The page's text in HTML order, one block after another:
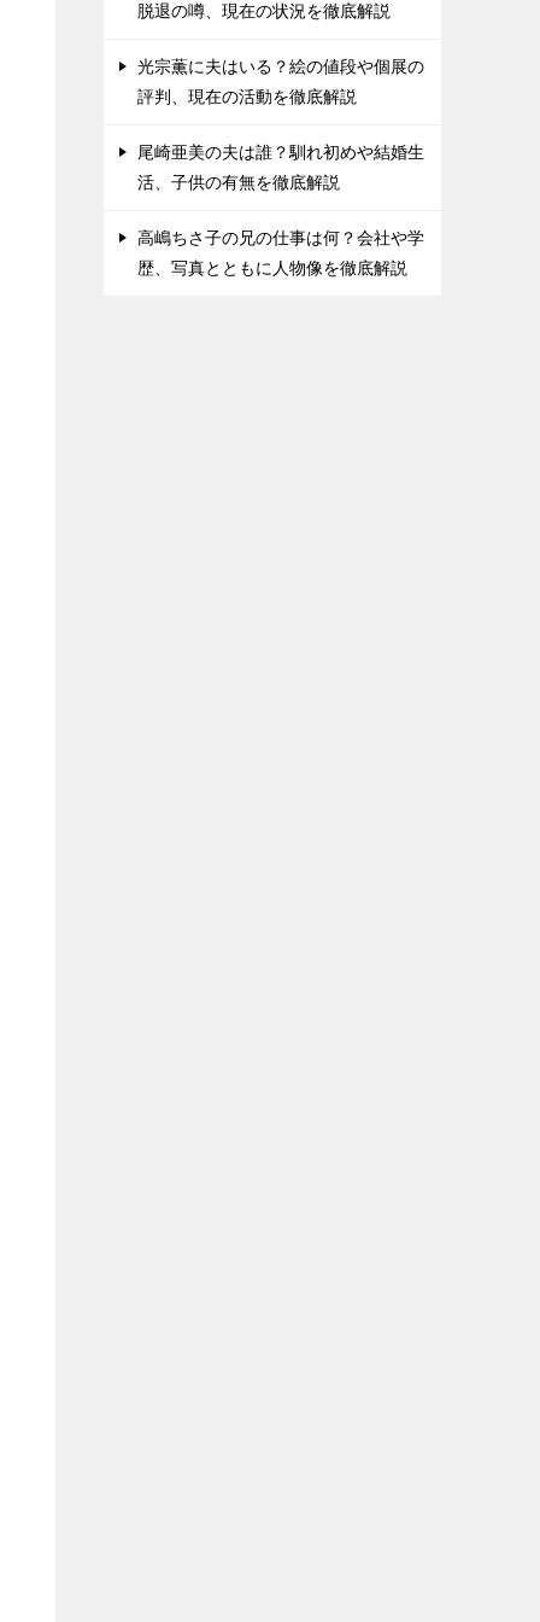
脱退の噂、現在の状況を徹底解説
光宗薫に夫はいる？絵の値段や個展の
評判、現在の活動を徹底解説
尾崎亜美の夫は誰？馴れ初めや結婚生
活、子供の有無を徹底解説
高嶋ちさ子の兄の仕事は何？会社や学
歴、写真とともに人物像を徹底解説